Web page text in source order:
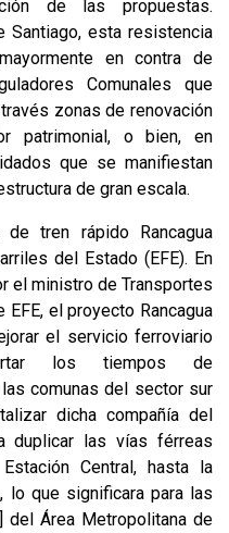
de las propuestas.
Santiago, esta resistencia
en contra de
Comunales que
zonas de renovación
patrimonial, o bien, en
que se manifiestan
de gran escala.
tren rápido Rancagua
del Estado (EFE). En
el ministro de Transportes
el proyecto Rancagua
el servicio ferroviario
los tiempos de
comunas del sector sur
dicha compañía del
duplicar las vías férreas
Central, hasta la
lo que significara para las
del Área Metropolitana de